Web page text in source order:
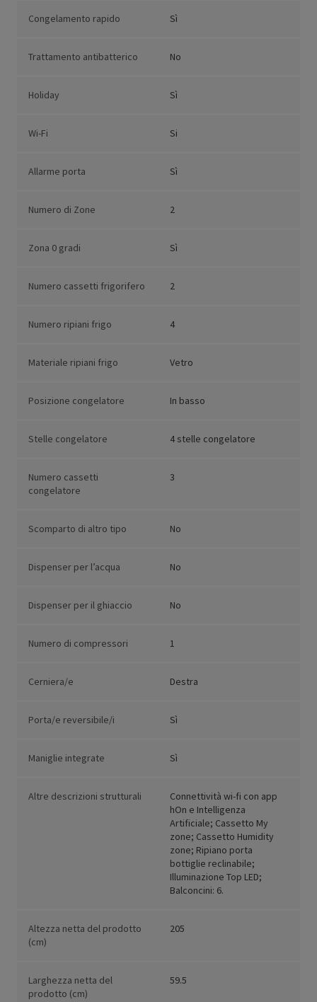
Congelamento rapido Sì
Trattamento antibatterico No
Holiday Sì
Wi-Fi Si
Allarme porta Sì
Numero di Zone 2
Zona 0 gradi Sì
Numero cassetti frigorifero 2
Numero ripiani frigo 4
Materiale ripiani frigo Vetro
Posizione congelatore In basso
Stelle congelatore 4 stelle congelatore
Numero cassetti
congelatore
3
Scomparto di altro tipo No
Dispenser per l’acqua No
Dispenser per il ghiaccio No
Numero di compressori 1
Cerniera/e Destra
Porta/e reversibile/i Sì
Maniglie integrate Sì
Altre descrizioni strutturali
Connettività wi-fi con app
hOn e Intelligenza
Artificiale; Cassetto My
zone; Cassetto Humidity
zone; Ripiano porta
bottiglie reclinabile;
Illuminazione Top LED;
Balconcini: 6.
Altezza netta del prodotto
(cm)
205
Larghezza netta del
prodotto (cm)
59.5